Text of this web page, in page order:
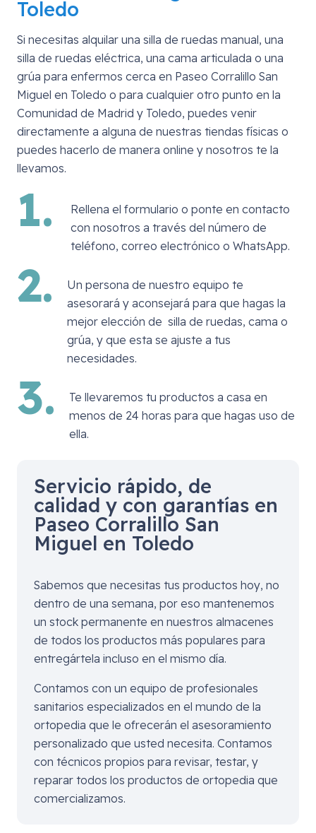
Toledo
Si necesitas alquilar una silla de ruedas manual, una
silla de ruedas eléctrica, una cama articulada o una
grúa para enfermos cerca en Paseo Corralillo San
Miguel en Toledo o para cualquier otro punto en la
Comunidad de Madrid y Toledo, puedes venir
directamente a alguna de nuestras tiendas físicas o
puedes hacerlo de manera online y nosotros te la
llevamos.
1.
Rellena el formulario o ponte en contacto
con nosotros a través del número de
teléfono, correo electrónico o WhatsApp.
2.
Un persona de nuestro equipo te
asesorará y aconsejará para que hagas la
mejor elección de silla de ruedas, cama o
grúa, y que esta se ajuste a tus
necesidades.
3.
Te llevaremos tu productos a casa en
menos de 24 horas para que hagas uso de
ella.
Servicio rápido, de
calidad y con garantías en
Paseo Corralillo San
Miguel en Toledo
Sabemos que necesitas tus productos hoy, no
dentro de una semana, por eso mantenemos
un stock permanente en nuestros almacenes
de todos los productos más populares para
entregártela incluso en el mismo día.
Contamos con un equipo de profesionales
sanitarios especializados en el mundo de la
ortopedia que le ofrecerán el asesoramiento
personalizado que usted necesita. Contamos
con técnicos propios para revisar, testar, y
reparar todos los productos de ortopedia que
comercializamos.